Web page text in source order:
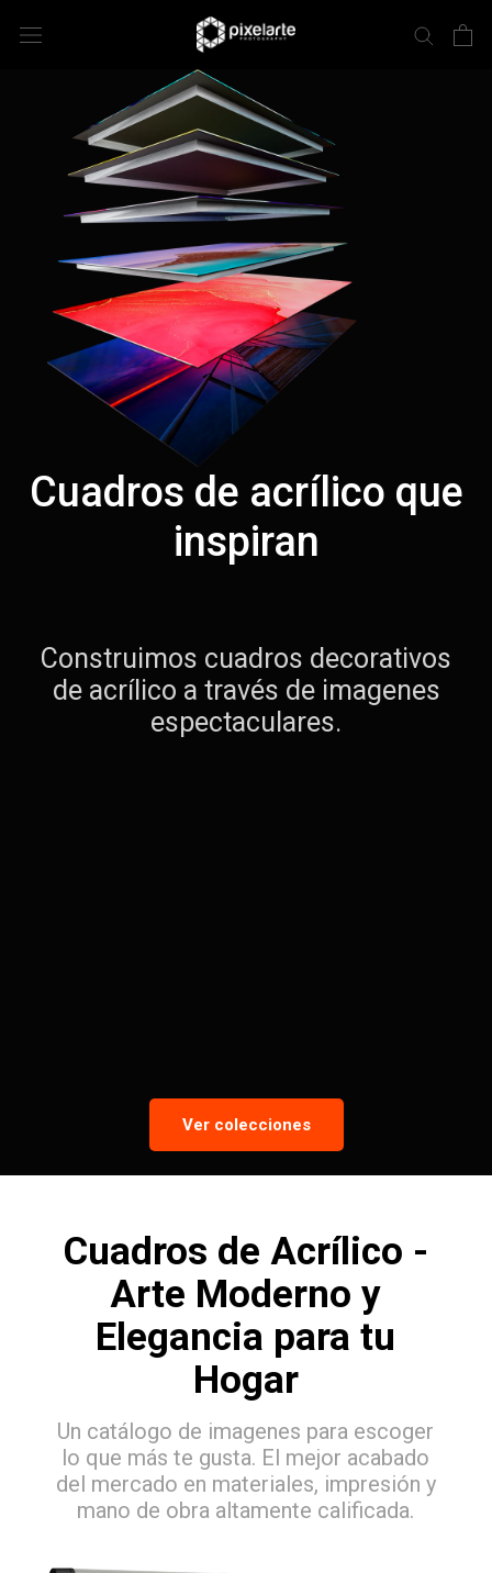
Cuadros de acrílico que
inspiran
Construimos cuadros decorativos
de acrílico a través de imagenes
espectaculares.
Ver colecciones
Cuadros de Acrílico -
Arte Moderno y
Elegancia para tu
Hogar
Un catálogo de imagenes para escoger
lo que más te gusta. El mejor acabado
del mercado en materiales, impresión y
mano de obra altamente calificada.